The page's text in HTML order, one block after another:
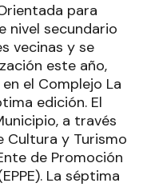
para
nivel secundario
vecinas y se
este año,
el Complejo La
edición. El
a través
Cultura y Turismo
de Promoción
La séptima